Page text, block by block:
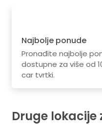
Najbolje ponude
Pronađite najbolje
dostupne za više od
car tvrtki.
Druge